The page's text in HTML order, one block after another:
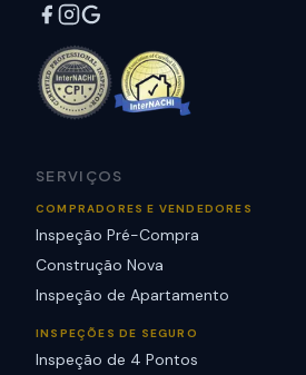
SERVIÇOS
COMPRADORES E VENDEDORES
Inspeção Pré-Compra
Construção Nova
Inspeção de Apartamento
INSPEÇÕES DE SEGURO
Inspeção de 4 Pontos